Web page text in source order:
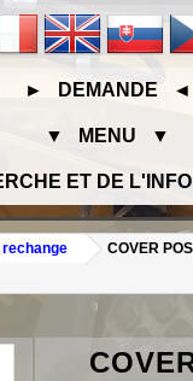
► DEMANDE ◄
▼ MENU ▼
ET DE
rechange
COVER